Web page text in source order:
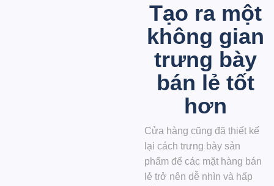
Tạo ra một
không gian
trưng bày
bán lẻ tốt
hơn
Cửa hàng cũng đã thiết kế
lại cách trưng bày sản
phẩm để các mặt hàng bán
lẻ trở nên dễ nhìn và hấp